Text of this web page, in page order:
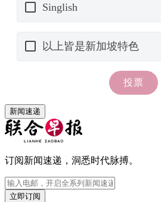
新闻速递
订阅新闻速递，洞悉时代脉搏。
立即订阅